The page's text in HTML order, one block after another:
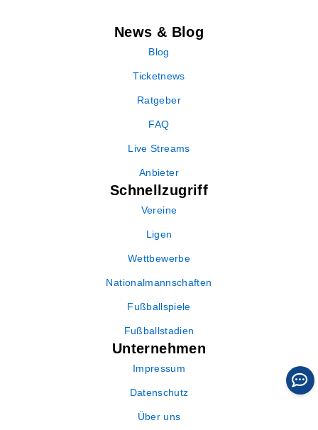
News & Blog
Blog
Ticketnews
Ratgeber
FAQ
Live Streams
Anbieter
Schnellzugriff
Vereine
Ligen
Wettbewerbe
Nationalmannschaften
Fußballspiele
Fußballstadien
Unternehmen
Impressum
Datenschutz
Über uns